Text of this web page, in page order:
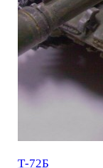
Т-72Б